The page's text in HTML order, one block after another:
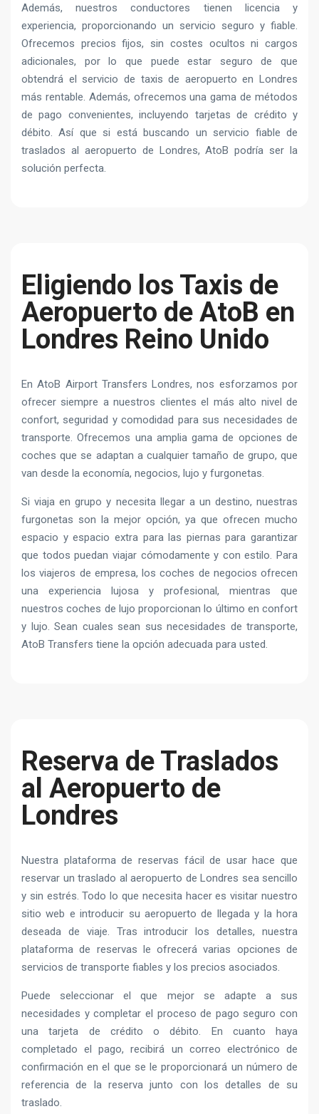
Además, nuestros conductores tienen licencia y
experiencia, proporcionando un servicio seguro y fiable.
Ofrecemos precios fijos, sin costes ocultos ni cargos
adicionales, por lo que puede estar seguro de que
obtendrá el servicio de taxis de aeropuerto en Londres
más rentable. Además, ofrecemos una gama de métodos
de pago convenientes, incluyendo tarjetas de crédito y
débito. Así que si está buscando un servicio fiable de
traslados al aeropuerto de Londres, AtoB podría ser la
solución perfecta.
Eligiendo los Taxis de
Aeropuerto de AtoB en
Londres Reino Unido
En AtoB Airport Transfers Londres, nos esforzamos por
ofrecer siempre a nuestros clientes el más alto nivel de
confort, seguridad y comodidad para sus necesidades de
transporte. Ofrecemos una amplia gama de opciones de
coches que se adaptan a cualquier tamaño de grupo, que
van desde la economía, negocios, lujo y furgonetas.
Si viaja en grupo y necesita llegar a un destino, nuestras
furgonetas son la mejor opción, ya que ofrecen mucho
espacio y espacio extra para las piernas para garantizar
que todos puedan viajar cómodamente y con estilo. Para
los viajeros de empresa, los coches de negocios ofrecen
una experiencia lujosa y profesional, mientras que
nuestros coches de lujo proporcionan lo último en confort
y lujo. Sean cuales sean sus necesidades de transporte,
AtoB Transfers tiene la opción adecuada para usted.
Reserva de Traslados
al Aeropuerto de
Londres
Nuestra plataforma de reservas fácil de usar hace que
reservar un traslado al aeropuerto de Londres sea sencillo
y sin estrés. Todo lo que necesita hacer es visitar nuestro
sitio web e introducir su aeropuerto de llegada y la hora
deseada de viaje. Tras introducir los detalles, nuestra
plataforma de reservas le ofrecerá varias opciones de
servicios de transporte fiables y los precios asociados.
Puede seleccionar el que mejor se adapte a sus
necesidades y completar el proceso de pago seguro con
una tarjeta de crédito o débito. En cuanto haya
completado el pago, recibirá un correo electrónico de
confirmación en el que se le proporcionará un número de
referencia de la reserva junto con los detalles de su
traslado.